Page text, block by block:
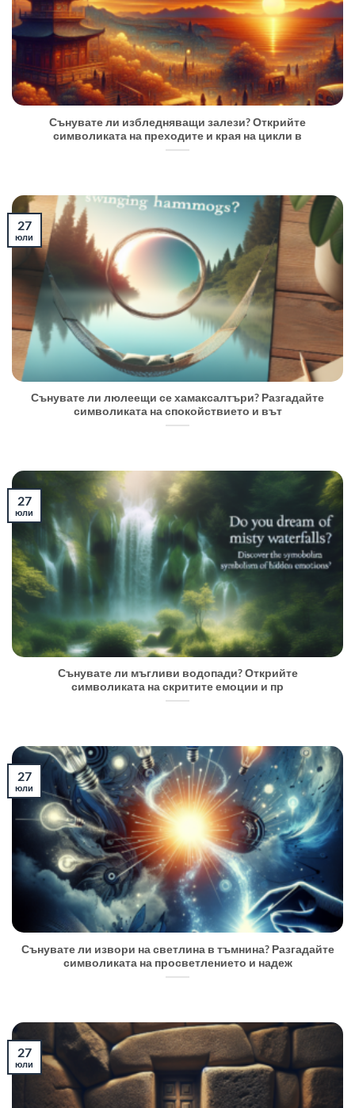
Сънувате ли избледняващи залези? Открийте
символиката на преходите и края на цикли в
Сънувате ли люлеещи се хамаксалтъри? Разгадайте
символиката на спокойствието и вът
27
юли
Сънувате ли мъгливи водопади? Открийте
символиката на скритите емоции и пр
27
юли
Сънувате ли извори на светлина в тъмнина? Разгадайте
символиката на просветлението и надеж
27
юли
27
юли